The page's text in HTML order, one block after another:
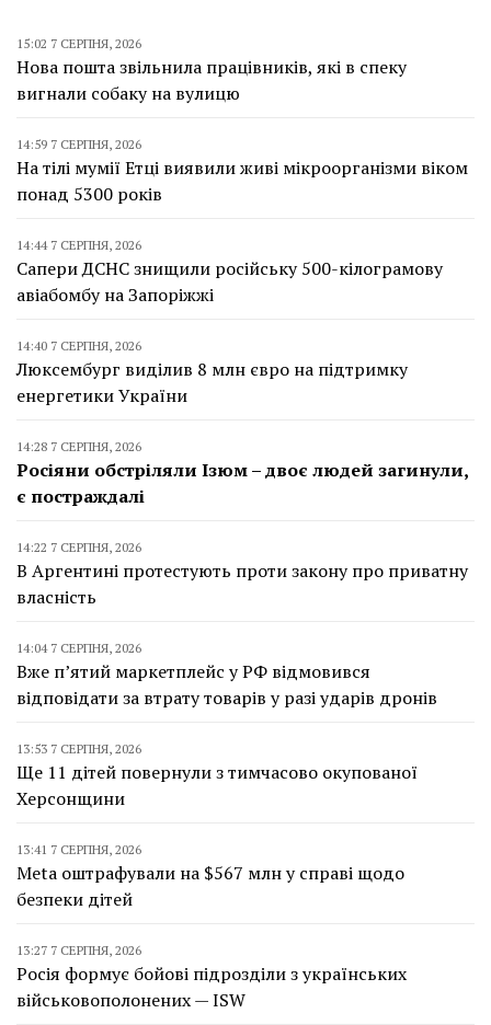
15:02 7 СЕРПНЯ, 2026
Нова пошта звільнила працівників, які в спеку
вигнали собаку на вулицю
14:59 7 СЕРПНЯ, 2026
На тілі мумії Етці виявили живі мікроорганізми віком
понад 5300 років
14:44 7 СЕРПНЯ, 2026
Сапери ДСНС знищили російську 500-кілограмову
авіабомбу на Запоріжжі
14:40 7 СЕРПНЯ, 2026
Люксембург виділив 8 млн євро на підтримку
енергетики України
14:28 7 СЕРПНЯ, 2026
Росіяни обстріляли Ізюм – двоє людей загинули,
є постраждалі
14:22 7 СЕРПНЯ, 2026
В Аргентині протестують проти закону про приватну
власність
14:04 7 СЕРПНЯ, 2026
Вже п’ятий маркетплейс у РФ відмовився
відповідати за втрату товарів у разі ударів дронів
13:53 7 СЕРПНЯ, 2026
Ще 11 дітей повернули з тимчасово окупованої
Херсонщини
13:41 7 СЕРПНЯ, 2026
Meta оштрафували на $567 млн у справі щодо
безпеки дітей
13:27 7 СЕРПНЯ, 2026
Росія формує бойові підрозділи з українських
військовополонених — ISW